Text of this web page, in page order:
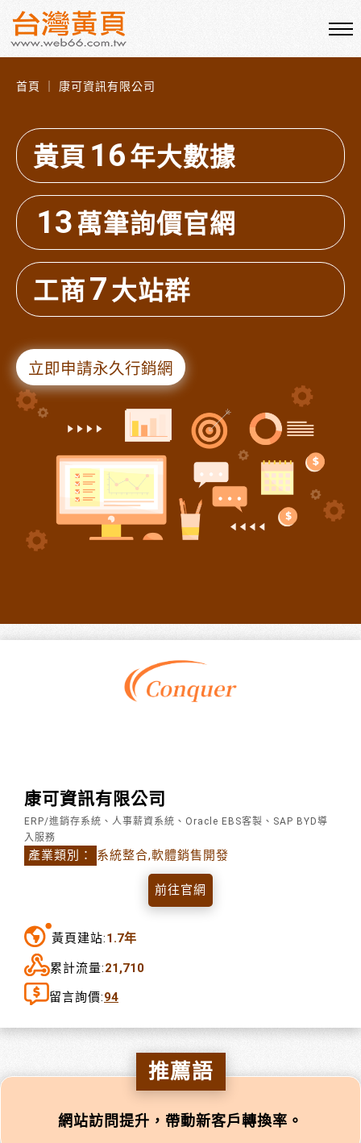
首頁 ｜ 康可資訊有限公司
黃頁 16年大數據
13萬筆詢價官網
工商7大站群
立即申請永久行銷網
康可資訊有限公司
ERP/進銷存系統、人事薪資系統、Oracle EBS客製、SAP BYD導
入服務
產業類別： 系統整合,軟體銷售開發
前往官網
黃頁建站:1.7年
累計流量:21,710
留言詢價:94
推薦語
網站訪問提升，帶動新客戶轉換率。